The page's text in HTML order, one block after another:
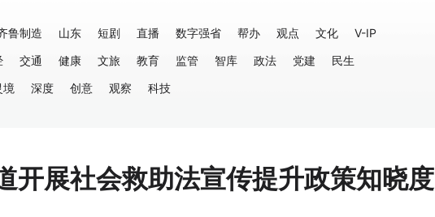
鲁制造 山东 短剧 直播 数字强省 帮办 观点 文化
V-IP
交通 健康 文旅 教育 监管 智库 政法 党建
民生
境 深度 创意 观察 科技
开展社会救助法宣传提升政策知晓度